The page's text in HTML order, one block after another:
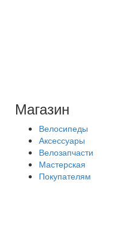
Магазин
Велосипеды
Аксессуары
Велозапчасти
Мастерская
Покупателям